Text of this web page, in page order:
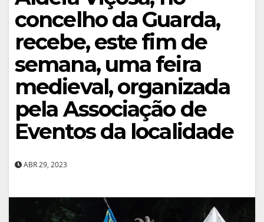
concelho da Guarda,
recebe, este fim de
semana, uma feira
medieval, organizada
pela Associação de
Eventos da localidade
ABR 29, 2023